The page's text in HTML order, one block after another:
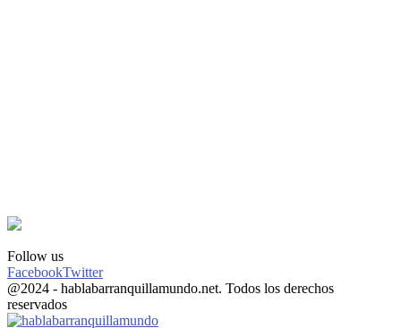
Follow us
FacebookTwitter
@2024 - hablabarranquillamundo.net. Todos los derechos
reservados